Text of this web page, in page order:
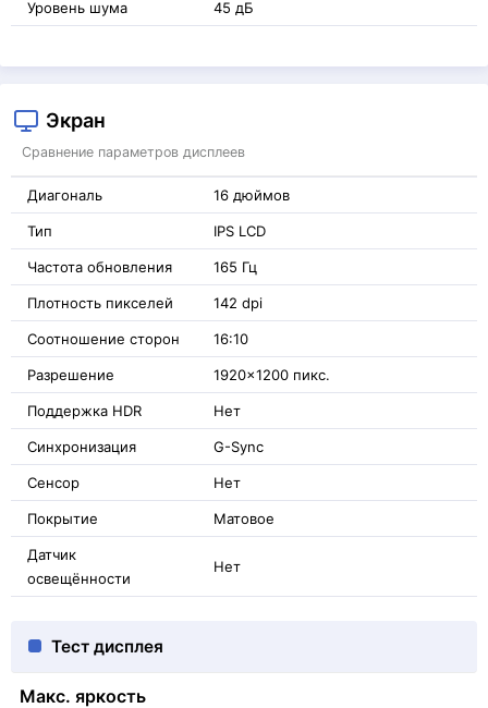
Уровень шума 45 дБ
Экран
Сравнение параметров дисплеев
Диагональ 16 дюймов
Тип IPS LCD
Частота обновления 165 Гц
Плотность пикселей 142 dpi
Соотношение сторон 16:10
Разрешение 1920x1200 пикс.
Поддержка HDR Нет
Синхронизация G-Sync
Сенсор Нет
Покрытие Матовое
Датчик
освещённости
Нет
Тест дисплея
Макс. яркость